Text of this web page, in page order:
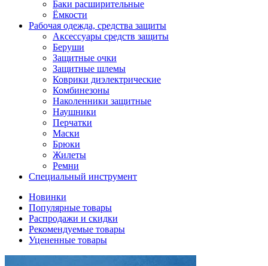
Баки расширительные
Ёмкости
Рабочая одежда, средства защиты
Аксессуары средств защиты
Беруши
Защитные очки
Защитные шлемы
Коврики диэлектрические
Комбинезоны
Наколенники защитные
Наушники
Перчатки
Маски
Брюки
Жилеты
Ремни
Специальный инструмент
Новинки
Популярные товары
Распродажи и скидки
Рекомендуемые товары
Уцененные товары